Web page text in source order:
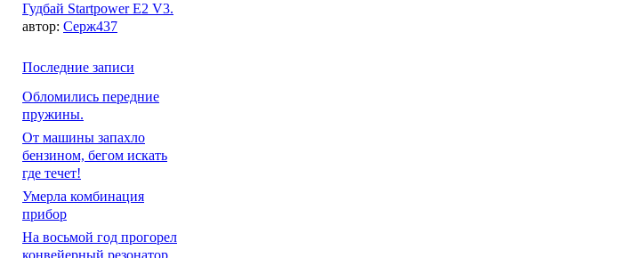
Гудбай Startpower E2 V3.
автор: Серж437
Последние записи
Обломились передние
пружины.
От машины запахло
бензином, бегом искать
где течет!
Умерла комбинация
прибор
На восьмой год прогорел
конвейерный резонатор.